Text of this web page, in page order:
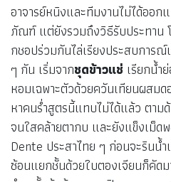
อาจารย์หนิงและทีมงานไม่ได้ออ
ภัณฑ์ แต่ยังรวมถึงวิธีรับประทาน
กชอปร่วมกันไล่เรียงประสบการ
ๆ กัน เริ่มจากชุดข้าวแช่ เรียกน้ำ
หอมเฉพาะตัวด้วยควันเทียนผสม
หาคนร่ำสูตรนี้แทบไม่ได้แล้ว ตาม
จนใสคล้ายตากบ และยังแข็งเม็
Dente ประสาไทย ๆ ก่อนจะรินน้
ซ้อนแยกชั้นด้วยใบตองเจียนก็คัด